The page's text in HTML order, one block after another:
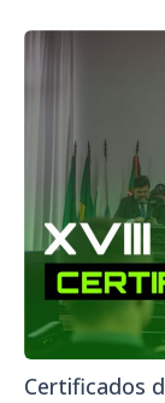
Certificados